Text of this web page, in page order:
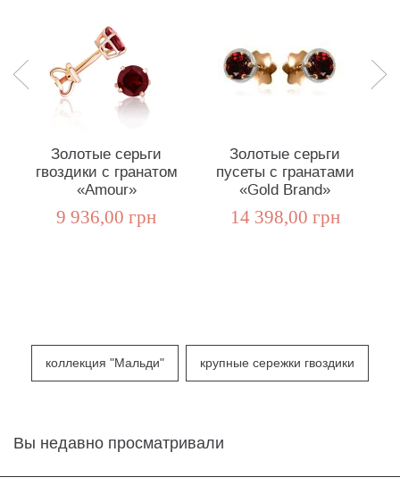
Золотые серьги
гвоздики с гранатом
«Amour»
9 936,00 грн
Золотые серьги
пусеты с гранатами
«Gold Brand»
14 398,00 грн
коллекция "Мальди" крупные сережки гвоздики
Вы недавно просматривали